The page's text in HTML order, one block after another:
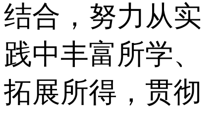
结合，努力从实
践中丰富所学、
拓展所得，贯彻